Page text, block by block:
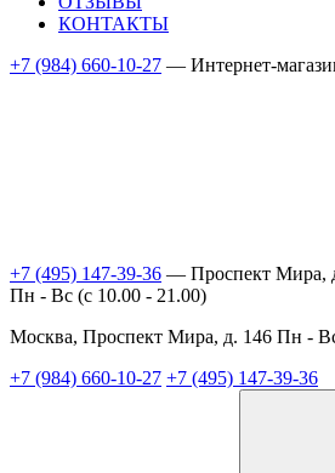
КОНТАКТЫ
+7 (984) 660-10-27 — Интернет-
+7 (495) 147-39-36 — Проспект Мира,
Пн - Вс (c 10.00 - 21.00)
Москва, Проспект Мира, д. 146 Пн -
+7 (984) 660-10-27 +7 (495) 147-39-36